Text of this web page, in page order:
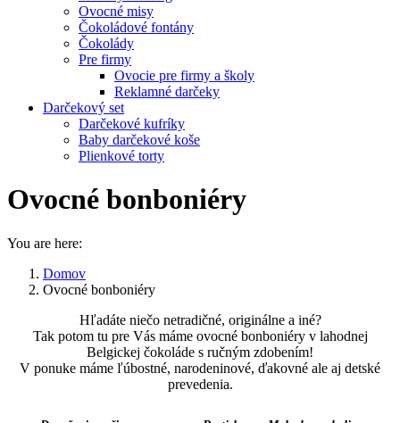
Ovocné misy
Čokoládové fontány
Čokolády
Pre firmy
Ovocie pre firmy a školy
Reklamné darčeky
Darčekový set
Darčekové kufríky
Baby darčekové koše
Plienkové torty
Ovocné bonboniéry
You are here:
Domov
Ovocné bonboniéry
Hľadáte niečo netradičné, originálne a iné?
Tak potom tu pre Vás máme ovocné bonboniéry v lahodnej
Belgickej čokoláde s ručným zdobením!
V ponuke máme ľúbostné, narodeninové, ďakovné ale aj detské
prevedenia.